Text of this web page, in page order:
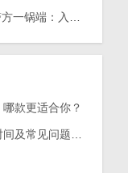
实录，离职员工曝内幕
款更适合你？